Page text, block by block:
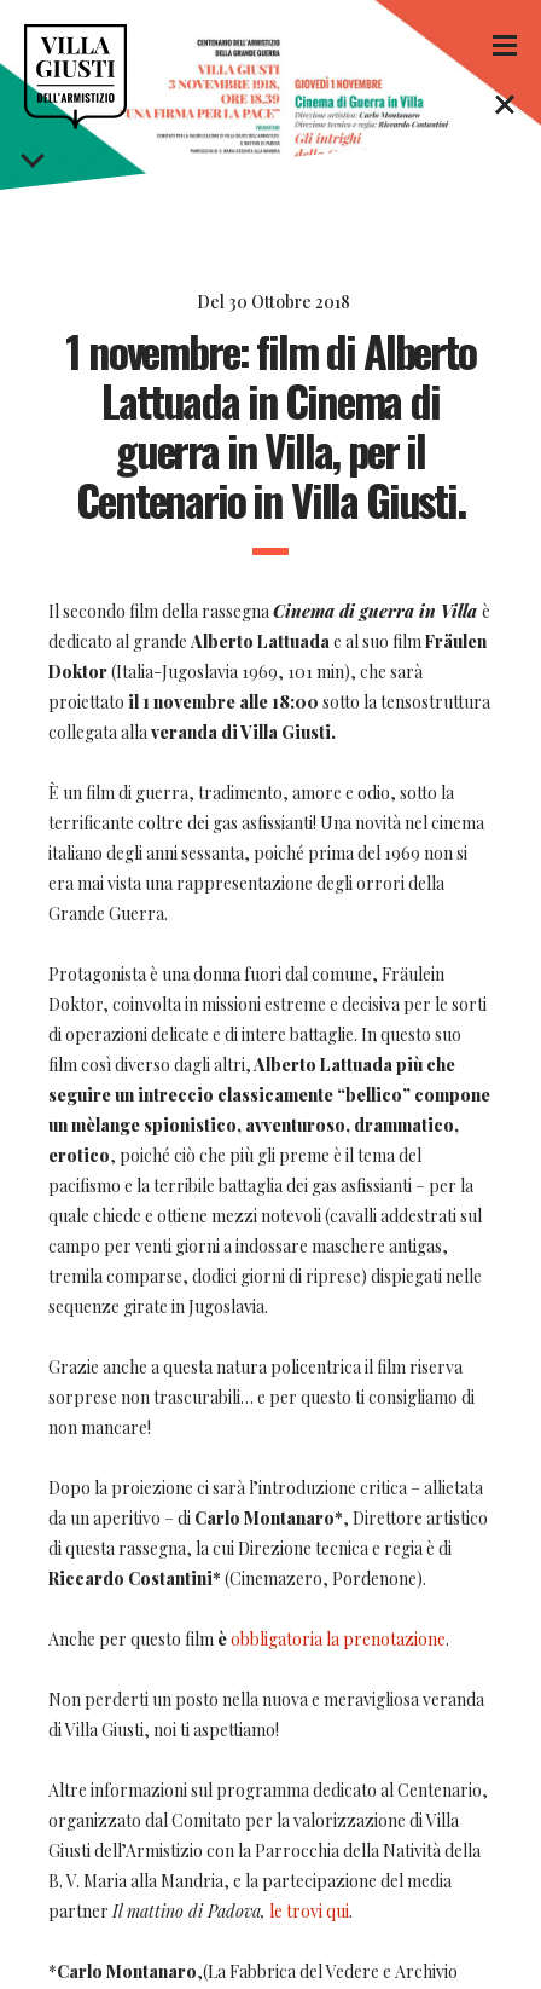
Del 30 Ottobre 2018
1 novembre: film di Alberto
Lattuada in Cinema di
guerra in Villa, per il
Centenario in Villa Giusti.
Il secondo film della rassegnaCinema di guerra in Villa è
dedicato al grande Alberto Lattuadae al suo filmFräulen
Doktor(Italia-Jugoslavia 1969, 101 min), che sarà
proiettato il 1 novembre alle 18:00 sotto la tensostruttura
collegata allaveranda di Villa Giusti.
È un film di guerra, tradimento, amore e odio, sotto la
terrificante coltre dei gas asfissianti! Una novità nel cinema
italiano degli anni sessanta, poiché prima del 1969 non si
era mai vista una rappresentazione degli orrori della
Grande Guerra.
Protagonista è una donna fuori dal comune, Fräulein
Doktor, coinvolta in missioni estreme e decisiva per le sorti
di operazioni delicate e di intere battaglie. In questo suo
film così diverso dagli altri,Alberto Lattuada più che
seguire un intreccio classicamente “bellico” compone
un mèlange spionistico, avventuroso, drammatico,
erotico, poiché ciò che più gli preme è il tema del
pacifismo e la terribile battaglia dei gas asfissianti – per la
quale chiede e ottiene mezzi notevoli (cavalli addestrati sul
campo per venti giorni a indossare maschere antigas,
tremila comparse, dodici giorni di riprese) dispiegati nelle
sequenze girate in Jugoslavia.
Grazie anche a questa natura policentrica il film riserva
sorprese non trascurabili… e per questo ti consigliamo di
non mancare!
Dopo la proiezione ci sarà l’introduzione critica – allietata
da un aperitivo – di Carlo Montanaro*, Direttore artistico
di questa rassegna, la cui Direzione tecnica e regia è di
Riccardo Costantini* (Cinemazero, Pordenone).
Anche per questo film èobbligatoria la prenotazione.
Non perderti un posto nella nuova e meravigliosa veranda
di Villa Giusti, noi ti aspettiamo!
Altre informazioni sul programma dedicato al Centenario,
organizzato dal Comitato per la valorizzazione di Villa
Giusti dell’Armistizio con la Parrocchia della Natività della
B. V. Maria alla Mandria, e la partecipazione del media
partnerIl mattino di Padova, le trovi qui.
*Carlo Montanaro,(La Fabbrica del Vedere e Archivio